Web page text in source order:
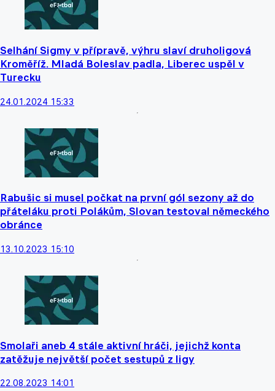
Selhání Sigmy v přípravě, výhru slaví druholigová
Kroměříž. Mladá Boleslav padla, Liberec uspěl v
Turecku
24.01.2024 15:33
Rabušic si musel počkat na první gól sezony až do
přáteláku proti Polákům, Slovan testoval německého
obránce
13.10.2023 15:10
Smolaři aneb 4 stále aktivní hráči, jejichž konta
zatěžuje největší počet sestupů z ligy
22.08.2023 14:01